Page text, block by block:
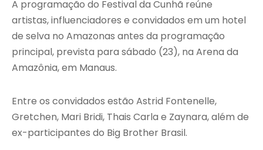
A programação do Festival da Cunhã reúne
artistas, influenciadores e convidados em um hotel
de selva no Amazonas antes da programação
principal, prevista para sábado (23), na Arena da
Amazônia, em Manaus.
Entre os convidados estão Astrid Fontenelle,
Gretchen, Mari Bridi, Thais Carla e Zaynara, além de
ex-participantes do Big Brother Brasil.